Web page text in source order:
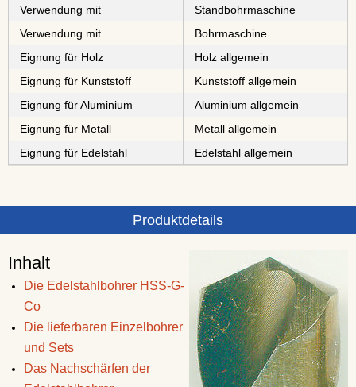
Verwendung mit
Standbohrmaschine
Verwendung mit
Bohrmaschine
Eignung für Holz
Holz allgemein
Eignung für Kunststoff
Kunststoff allgemein
Eignung für Aluminium
Aluminium allgemein
Eignung für Metall
Metall allgemein
Eignung für Edelstahl
Edelstahl allgemein
Produktdetails
Inhalt
Die Edelstahlbohrer HSS-G-
Co
Die lieferbaren Einzelbohrer
und Sets
Das Nachschärfen der